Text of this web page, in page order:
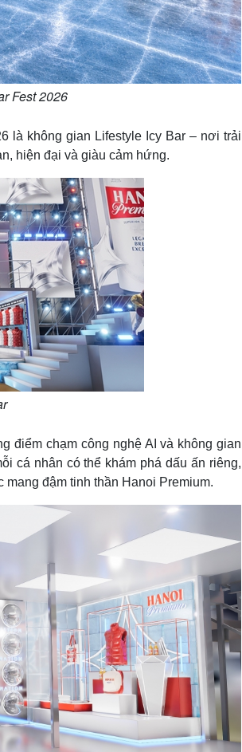
Fest 2026
là không gian Lifestyle Icy Bar – nơi trải
hiện đại và giàu cảm hứng.
điểm chạm công nghệ AI và không gian
cá nhân có thể khám phá dấu ấn riêng,
đậm tinh thần Hanoi Premium.